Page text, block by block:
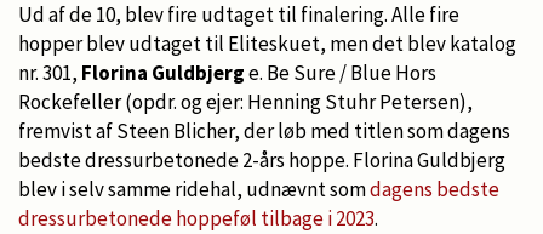
Ud af de 10, blev fire udtaget til finalering. Alle fire
hopper blev udtaget til Eliteskuet, men det blev katalog
nr. 301, Florina Guldbjerge. Be Sure / Blue Hors
Rockefeller (opdr. og ejer: Henning Stuhr Petersen),
fremvist af Steen Blicher, der løb med titlen som dagens
bedste dressurbetonede 2-års hoppe. Florina Guldbjerg
blev i selv samme ridehal, udnævnt somdagens bedste
dressurbetonede hoppeføl tilbage i 2023.